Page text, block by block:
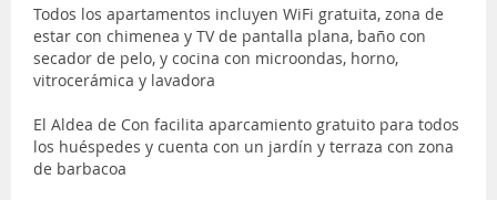
Todos los apartamentos incluyen WiFi gratuita, zona de
estar con chimenea y TV de pantalla plana, baño con
secador de pelo, y cocina con microondas, horno,
vitrocerámica y lavadora
El Aldea de Con facilita aparcamiento gratuito para todos
los huéspedes y cuenta con un jardín y terraza con zona
de barbacoa